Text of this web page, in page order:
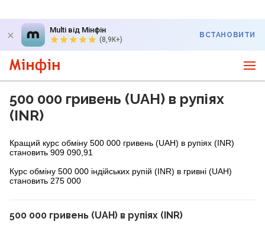
Multi від Мінфін
(8,9K+)
ВСТАНОВИТИ
500 000 гривень (UAH) в рупіях
(INR)
Кращий курс обміну 500 000 гривень (UAH) в рупіях (INR)
становить 909 090,91
Курс обміну 500 000 індійських рупій (INR) в гривні (UAH)
становить 275 000
500 000 гривень (UAH) в рупіях (INR)